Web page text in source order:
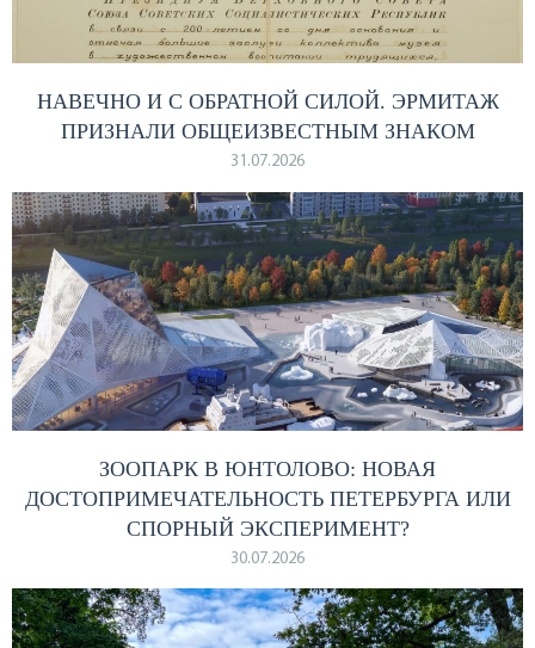
НАВЕЧНО И С ОБРАТНОЙ СИЛОЙ. ЭРМИТАЖ
ПРИЗНАЛИ ОБЩЕИЗВЕСТНЫМ ЗНАКОМ
31.07.2026
ЗООПАРК В ЮНТОЛОВО: НОВАЯ
ДОСТОПРИМЕЧАТЕЛЬНОСТЬ ПЕТЕРБУРГА ИЛИ
СПОРНЫЙ ЭКСПЕРИМЕНТ?
30.07.2026